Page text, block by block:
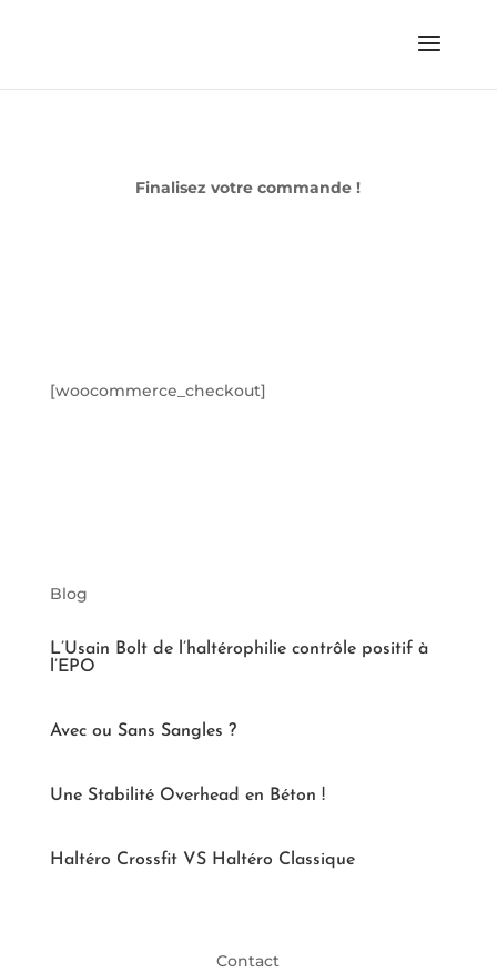
Finalisez votre commande !
[woocommerce_checkout]
Blog
L’Usain Bolt de l’haltérophilie contrôle positif à
l’EPO
Avec ou Sans Sangles ?
Une Stabilité Overhead en Béton !
Haltéro Crossfit VS Haltéro Classique
Contact